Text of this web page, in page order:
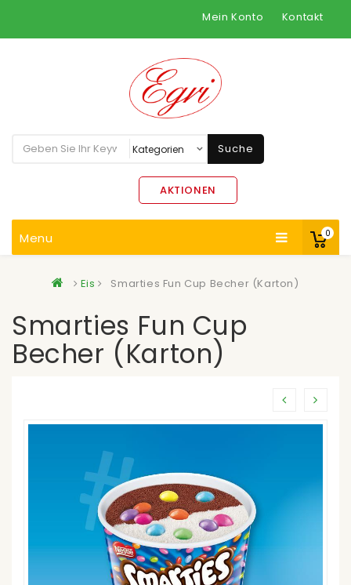
Mein Konto Kontakt
0
Suche
AKTIONEN
Menu
Eis Smarties Fun Cup Becher (Karton)
Smarties Fun Cup
Becher (Karton)